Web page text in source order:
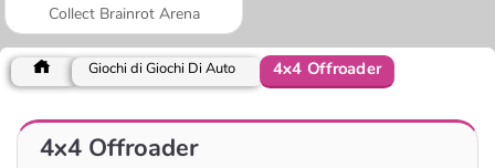
Collect Brainrot Arena
Giochi di Giochi Di Auto 4x4 Offroader
4x4 Offroader